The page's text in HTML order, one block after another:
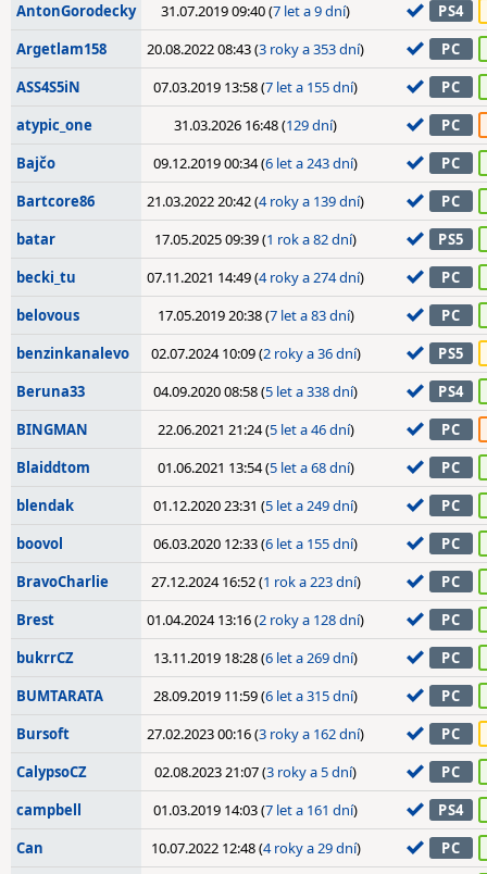
AntonGorodecky
31.07.2019 09:40 (7 let a 9 dní)
PS4
Argetlam158
20.08.2022 08:43 (3 roky a 353 dní)
PC
ASS4S5iN
07.03.2019 13:58 (7 let a 155 dní)
PC
atypic_one
31.03.2026 16:48 (129 dní)
PC
Bajčo
09.12.2019 00:34 (6 let a 243 dní)
PC
Bartcore86
21.03.2022 20:42 (4 roky a 139 dní)
PC
batar
17.05.2025 09:39 (1 rok a 82 dní)
PS5
becki_tu
07.11.2021 14:49 (4 roky a 274 dní)
PC
belovous
17.05.2019 20:38 (7 let a 83 dní)
PC
benzinkanalevo
02.07.2024 10:09 (2 roky a 36 dní)
PS5
Beruna33
04.09.2020 08:58 (5 let a 338 dní)
PS4
BINGMAN
22.06.2021 21:24 (5 let a 46 dní)
PC
Blaiddtom
01.06.2021 13:54 (5 let a 68 dní)
PC
blendak
01.12.2020 23:31 (5 let a 249 dní)
PC
boovol
06.03.2020 12:33 (6 let a 155 dní)
PC
BravoCharlie
27.12.2024 16:52 (1 rok a 223 dní)
PC
Brest
01.04.2024 13:16 (2 roky a 128 dní)
PC
bukrrCZ
13.11.2019 18:28 (6 let a 269 dní)
PC
BUMTARATA
28.09.2019 11:59 (6 let a 315 dní)
PC
Bursoft
27.02.2023 00:16 (3 roky a 162 dní)
PC
CalypsoCZ
02.08.2023 21:07 (3 roky a 5 dní)
PC
campbell
01.03.2019 14:03 (7 let a 161 dní)
PS4
Can
10.07.2022 12:48 (4 roky a 29 dní)
PC